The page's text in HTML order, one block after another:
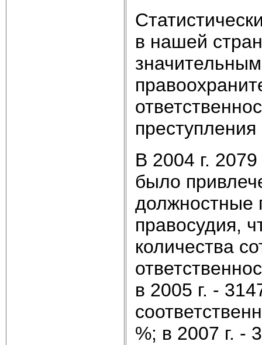
в нашей
В 2004 г.
было
должностные
правосудия,
количества
в 2005 г. -
%; в 2007 г. -